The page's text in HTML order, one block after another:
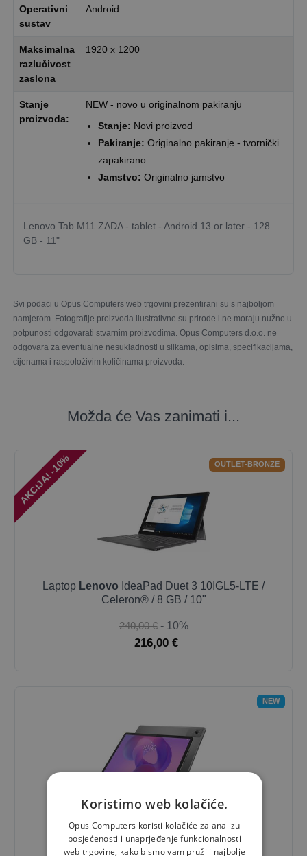
Operativni
sustav
Android
Maksimalna
razlučivost
zaslona
1920 x 1200
Stanje
proizvoda:
NEW - novo u originalnom pakiranju
Stanje: Novi proizvod
Pakiranje: Originalno pakiranje - tvornički
zapakirano
Jamstvo: Originalno jamstvo
Lenovo Tab M11 ZADA - tablet - Android 13 or later - 128
GB - 11"
Svi podaci u Opus Computers web trgovini prezentirani su s najboljom
namjerom. Fotografije proizvoda ilustrativne su prirode i ne moraju nužno u
potpunosti odgovarati stvarnim proizvodima. Opus Computers d.o.o. ne
odgovara za eventualne nesukladnosti u slikama, opisima, specifikacijama,
cijenama i raspoloživim količinama proizvoda.
Možda će Vas zanimati i...
AKCIJA! -10% OUTLET-BRONZE
Laptop Lenovo IdeaPad Duet 3 10IGL5-LTE /
Celeron® / 8 GB / 10"
240,00 € - 10%
216,00 €
NEW
LaptopLenovoIdea Tab ZAFR / 8 GB/ 11"
290,00 € - 10%
Koristimo web kolačiće.
Opus Computers koristi kolačiće za analizu
posjećenosti i unaprjeđenje funkcionalnosti
web trgovine, kako bismo vam pružili najbolje